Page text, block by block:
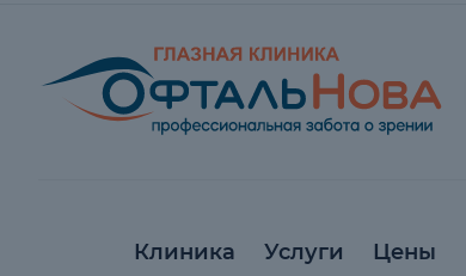
Клиника Услуги Цены